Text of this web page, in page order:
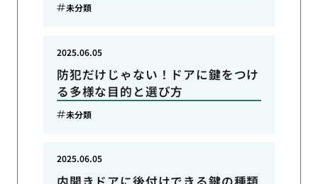
未分類
防犯だけじゃない！ドアに鍵をつけ
る多様な目的と選び方
2025.06.05
未分類
2025.06.05